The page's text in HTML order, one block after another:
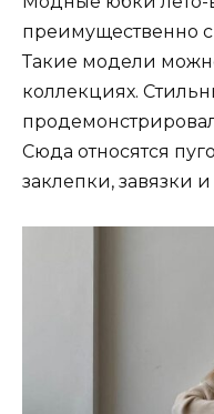
преимущественно
Такие модели
коллекциях.
Сюда относятся
заклепки, завязки